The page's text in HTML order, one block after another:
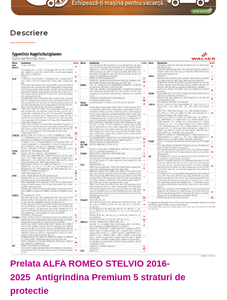
Descriere
Prelata ALFA ROMEO STELVIO 2016-
2025 Antigrindina Premium 5 straturi de
protectie